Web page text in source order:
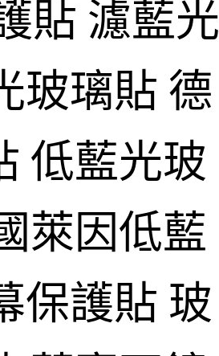
濾藍光
玻璃貼 德
低藍光玻
萊因低藍
保護貼 玻